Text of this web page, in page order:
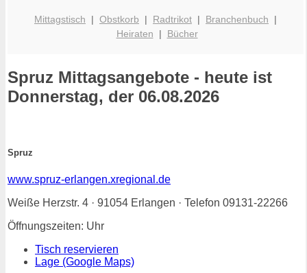
Mittagstisch | Obstkorb | Radtrikot | Branchenbuch |
Heiraten | Bücher
Spruz Mittagsangebote - heute ist
Donnerstag, der 06.08.2026
Spruz
www.spruz-erlangen.xregional.de
Weiße Herzstr. 4 · 91054 Erlangen · Telefon 09131-22266
Öffnungszeiten: Uhr
Tisch reservieren
Lage (Google Maps)